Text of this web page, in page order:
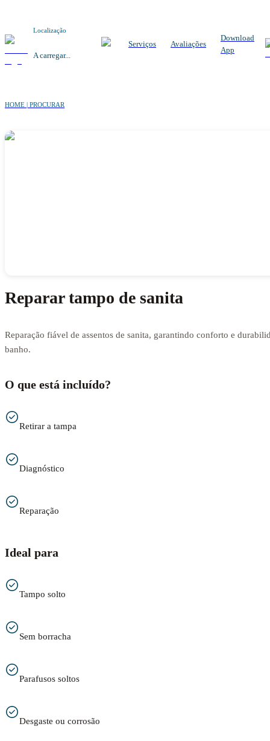
Localização
A carregar...
Serviços Avaliações
Download
App
HOME | PROCURAR
Reparar tampo de sanita
Reparação fiável de assentos de sanita, garantindo conforto e
banho.
O que está incluído?
Retirar a tampa
Diagnóstico
Reparação
Ideal para
Tampo solto
Sem borracha
Parafusos soltos
Desgaste ou corrosão